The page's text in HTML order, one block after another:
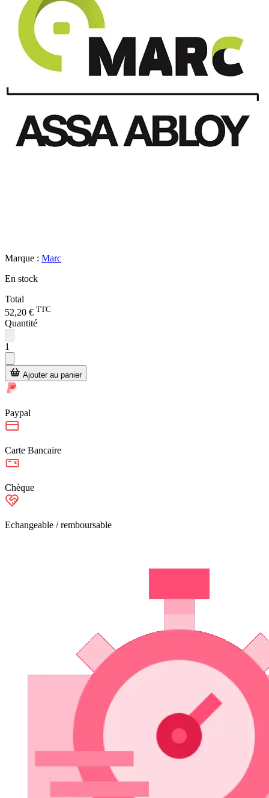
Marque : Marc
En stock
Total
52,20 € TTC
Quantité
1
Ajouter au panier
Paypal
Carte Bancaire
Chèque
Echangeable / remboursable